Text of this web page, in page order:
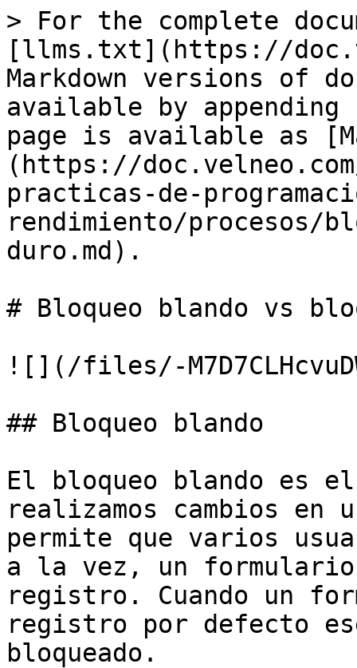
> For the complete
[llms.txt](https://
Markdown versions of
available by
page is available as
(https://
practicas-de-
rendimiento/procesos/
duro.md).
# Bloqueo blando vs
![](/files/-
## Bloqueo blando
El bloqueo blando es el
realizamos cambios en
permite que varios
a la vez, un formulario
registro. Cuando un
registro por defecto
bloqueado.